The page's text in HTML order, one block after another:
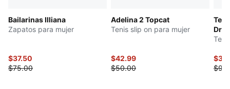
Bailarinas Illiana
Zapatos para mujer
$37.50
$75.00
Adelina 2 Topcat
Tenis slip on para mujer
$42.99
$50.00